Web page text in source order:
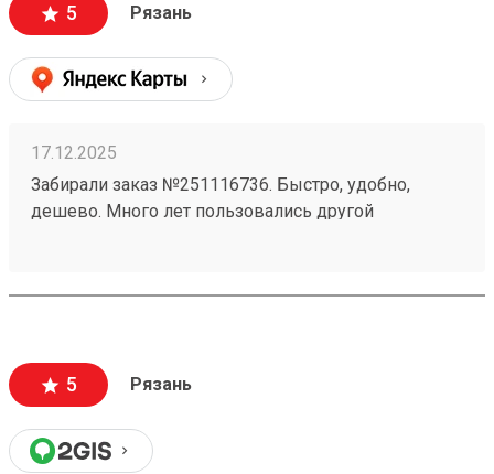
5 Рязань
17.12.2025
Забирали заказ №251116736. Быстро, удобно,
дешево. Много лет пользовались другой
пользоваться этой компанией. Не огорчились ни
звезд. По-тихоньку переносим заказы сюда.
5 Рязань